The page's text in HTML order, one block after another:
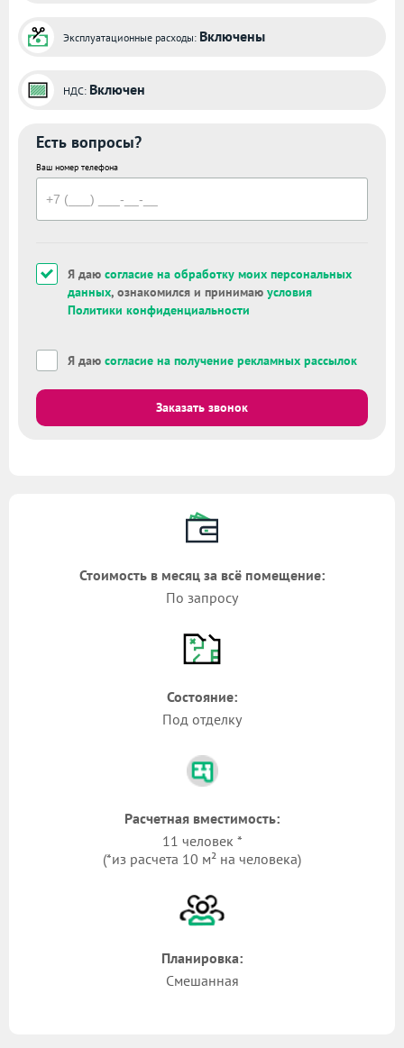
Эксплуатационные расходы: Включены
НДС: Включен
Есть вопросы?
Ваш номер телефона
Я даю согласие на обработку моих персональных
данных, ознакомился и принимаю условия
Политики конфиденциальности
Я даю согласие на получение рекламных рассылок
Заказать звонок
Стоимость в месяц за всё помещение:
По запросу
Состояние:
Под отделку
Расчетная вместимость:
11 человек *
(*из расчета 10 м² на человека)
Планировка:
Смешанная